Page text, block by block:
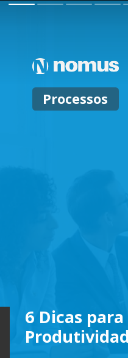
6 Dicas
Processos